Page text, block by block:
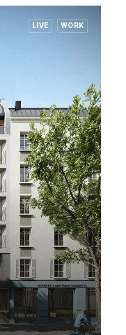
LIVE WORK